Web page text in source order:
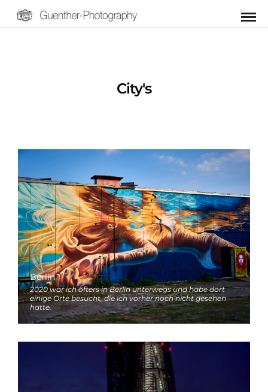
City's
Berlin
2020 war ich öfters in Berlin unterwegs und habe dort
einige Orte besucht, die ich vorher noch nicht gesehen
hatte.